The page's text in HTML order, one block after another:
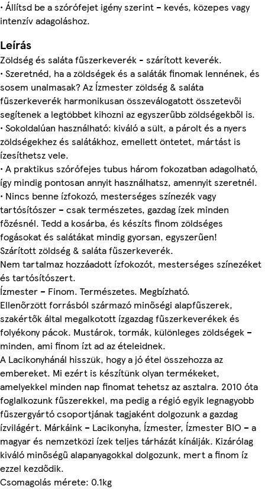
• Állítsd be a szórófejet igény szerint – kevés, közepes vagy
intenzív adagoláshoz.
Leírás
Zöldség és saláta fűszerkeverék - szárított keverék.
• Szeretnéd, ha a zöldségek és a saláták finomak lennének, és
sosem unalmasak? Az Ízmester zöldség & saláta
fűszerkeverék harmonikusan összeválogatott összetevői
segítenek a legtöbbet kihozni az egyszerűbb zöldségekből is.
• Sokoldalúan használható: kiváló a sült, a párolt és a nyers
zöldségekhez és salátákhoz, emellett öntetet, mártást is
ízesíthetsz vele.
• A praktikus szórófejes tubus három fokozatban adagolható,
így mindig pontosan annyit használhatsz, amennyit szeretnél.
• Nincs benne ízfokozó, mesterséges színezék vagy
tartósítószer – csak természetes, gazdag ízek minden
főzésnél. Tedd a kosárba, és készíts finom zöldséges
fogásokat és salátákat mindig gyorsan, egyszerűen!
Szárított zöldség & saláta fűszerkeverék.
Nem tartalmaz hozzáadott ízfokozót, mesterséges színezéket
és tartósítószert.
Ízmester – Finom. Természetes. Megbízható.
Ellenőrzött forrásból származó minőségi alapfűszerek,
szakértők által megalkotott ízgazdag fűszerkeverékek és
folyékony pácok. Mustárok, tormák, különleges zöldségek –
minden, ami finom ízt ad az ételeidnek.
A Lacikonyhánál hisszük, hogy a jó étel összehozza az
embereket. Mi ezért is készítünk olyan termékeket,
amelyekkel minden nap finomat tehetsz az asztalra. 2010 óta
foglalkozunk fűszerekkel, ma pedig a régió egyik legnagyobb
fűszergyártó csoportjának tagjaként dolgozunk a gazdag
ízvilágért. Márkáink – Lacikonyha, Ízmester, Ízmester BIO – a
magyar és nemzetközi ízek teljes tárházát kínálják. Kizárólag
kiváló minőségű alapanyagokkal dolgozunk, mert a finom íz
ezzel kezdődik.
Csomagolás mérete: 0.1kg